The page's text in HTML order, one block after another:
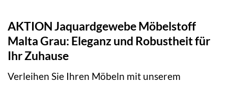
AKTION Jaquardgewebe Möbelstoff
Malta Grau: Eleganz und Robustheit für
Ihr Zuhause
Verleihen Sie Ihren Möbeln mit unserem